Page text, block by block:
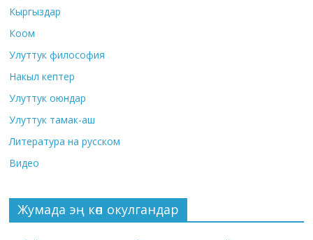
Кыргыздар
Коом
Улуттук философия
Накыл кептер
Улуттук оюндар
Улуттук тамак-аш
Литература на русском
Видео
Жумада эң көп окулгандар